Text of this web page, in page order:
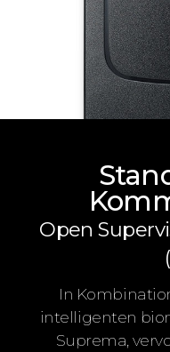
Open
In
intelligenten
Suprema,